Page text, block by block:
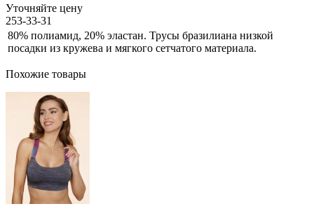
Уточняйте цену
253-33-31
80% полиамид, 20% эластан. Трусы бразилиана низкой
посадки из кружева и мягкого сетчатого материала.
Похожие товары